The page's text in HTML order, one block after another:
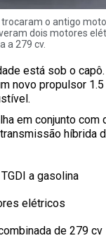
o antigo
dois motores
a 279 cv.
está sob o
novo propulsor
em conjunto
híbrida
a gasolina
elétricos
de 279 cv